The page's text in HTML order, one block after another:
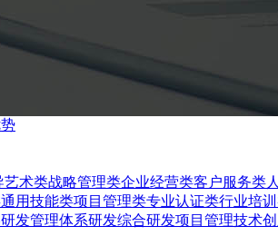
艺术类战略管理类企业经营类客户服务类
通用技能类项目管理类专业认证类行业培
研发管理体系研发综合研发项目管理技术